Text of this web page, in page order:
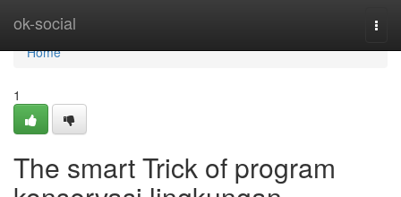
ok-social
Home
Home
1
The smart Trick of program